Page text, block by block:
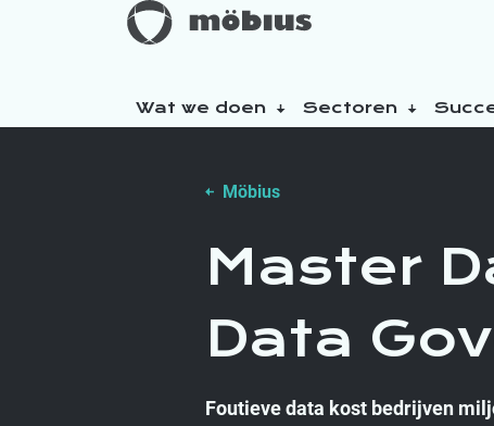
Wat we doen Sectoren
Möbius
Master
Data
Foutieve data kost bedrijven